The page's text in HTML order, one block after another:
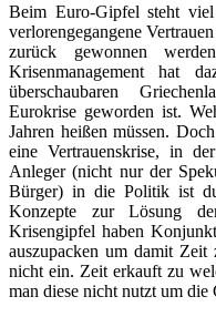
Beim Euro-Gipfel steht
verlorengegangene
zurück gewonnen
Krisenmanagement hat
überschaubaren
Eurokrise geworden ist.
Jahren heißen müssen.
eine Vertrauenskrise, in
Anleger (nicht nur der
Bürger) in die Politik ist
Konzepte zur Lösung
Krisengipfel haben
auszupacken um damit
nicht ein. Zeit erkauft zu
man diese nicht nutzt um